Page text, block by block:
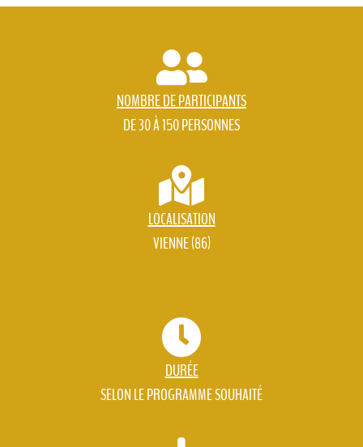
NOMBRE DE PARTICIPANTS
DE 30 À 150 PERSONNES
LOCALISATION
VIENNE (86)
DURÉE
SELON LE PROGRAMME SOUHAITÉ